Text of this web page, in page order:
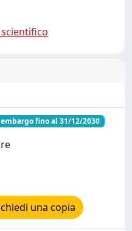
fino al 31/12/2030
una copia